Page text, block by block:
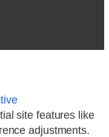
site features like
adjustments.